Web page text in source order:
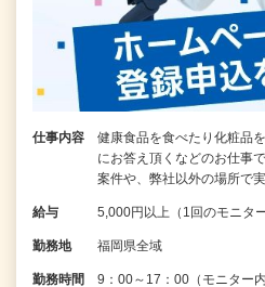
仕事内容
健康食品を食べたり化粧品
にお答え頂くなどのお仕事
案件や、弊社以外の場所で
給与 5,000円以上（1回のモニ
勤務地 福岡県全域
勤務時間
9：00～17：00（モニター